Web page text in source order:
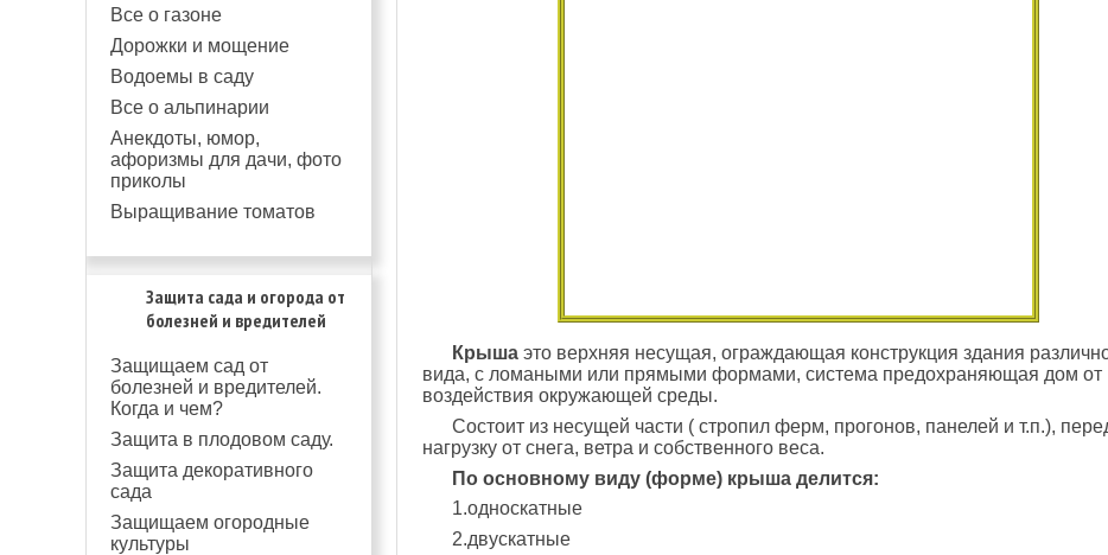
Все о газоне
Дорожки и мощение
Водоемы в саду
Все о альпинарии
Анекдоты, юмор,
афоризмы для дачи, фото
приколы
Выращивание томатов
Защита сада и огорода от
болезней и вредителей
Защищаем сад от
болезней и вредителей.
Когда и чем?
Защита в плодовом саду.
Защита декоративного
сада
Защищаем огородные
культуры
Крышаэто верхняя несущая, ограждающая конструкция здания
вида, с ломаными или прямыми формами, система предохраняющая дом от
воздействия окружающей среды.
Состоит из несущей части ( стропил ферм, прогонов, панелей и т.п.),
нагрузку от снега, ветра и собственного веса.
По основному виду (форме) крыша делится:
1.односкатные
2.двускатные